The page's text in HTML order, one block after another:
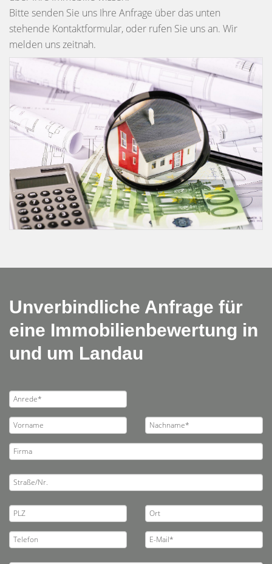
Bitte senden Sie uns Ihre Anfrage über das unten
stehende Kontaktformular, oder rufen Sie uns an. Wir
melden uns zeitnah.
Unverbindliche Anfrage für
eine Immobilienbewertung in
und um Landau